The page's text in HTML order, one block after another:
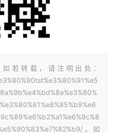
若转载，请注明出处：
。如